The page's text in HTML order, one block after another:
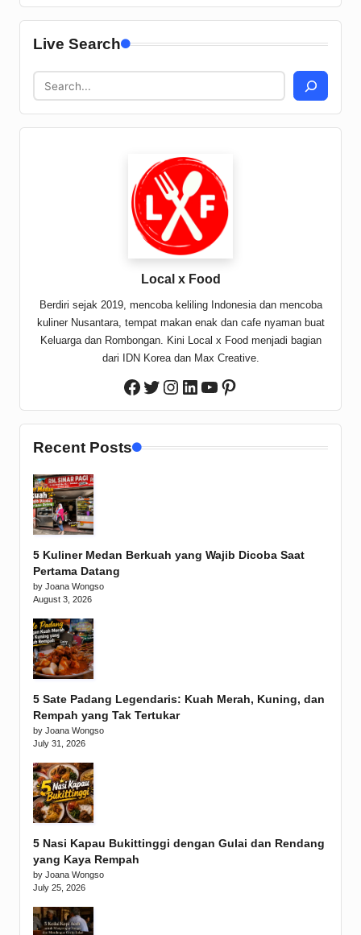
Live Search
Local x Food
Berdiri sejak 2019, mencoba keliling Indonesia dan mencoba
kuliner Nusantara, tempat makan enak dan cafe nyaman buat
Keluarga dan Rombongan. Kini Local x Food menjadi bagian
dari IDN Korea dan Max Creative.
Facebook
Twitter
Instagram
LinkedIn
YouTube
Pinterest
Recent Posts
5 Kuliner Medan Berkuah yang Wajib Dicoba Saat
Pertama Datang
by Joana Wongso
August 3, 2026
5 Sate Padang Legendaris: Kuah Merah, Kuning, dan
Rempah yang Tak Tertukar
by Joana Wongso
July 31, 2026
5 Nasi Kapau Bukittinggi dengan Gulai dan Rendang
yang Kaya Rempah
by Joana Wongso
July 25, 2026